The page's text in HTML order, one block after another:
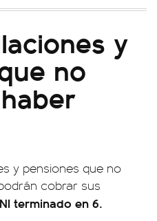
y
no
y pensiones que no
cobrar sus
terminado en 6.